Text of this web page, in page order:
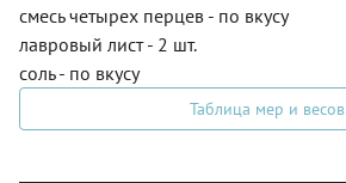
смесь четырех перцев - по вкусу
лавровый лист - 2 шт.
соль - по вкусу
Таблица мер и весов